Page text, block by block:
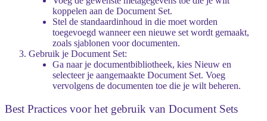
koppelen aan de Document Set.
Stel de standaardinhoud in die moet worden
toegevoegd wanneer een nieuwe set wordt gemaakt,
zoals sjablonen voor documenten.
Gebruik je Document Set:
Ga naar je documentbibliotheek, kies Nieuw en
selecteer je aangemaakte Document Set. Voeg
vervolgens de documenten toe die je wilt beheren.
Best Practices voor het gebruik van Document Sets